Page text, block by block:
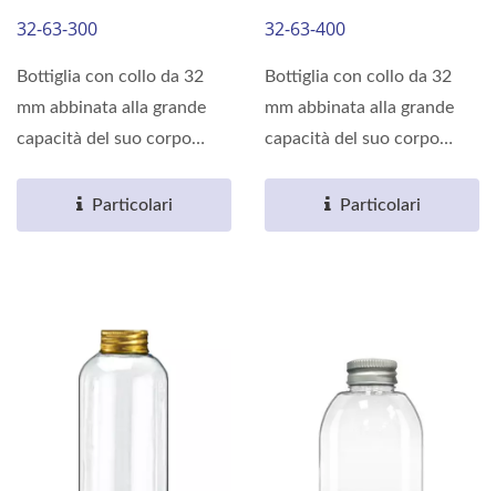
32-63-300
Bottiglia con collo da 32
mm abbinata alla grande
capacità del suo corpo
Particolari
32-63-400
Bottiglia con collo da 32
mm abbinata alla grande
capacità del suo corpo
Particolari